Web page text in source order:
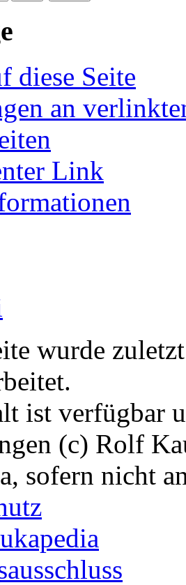
diese Seite
an
Link
wurde
ist verfügbar
(c) Rolf
sofern nicht